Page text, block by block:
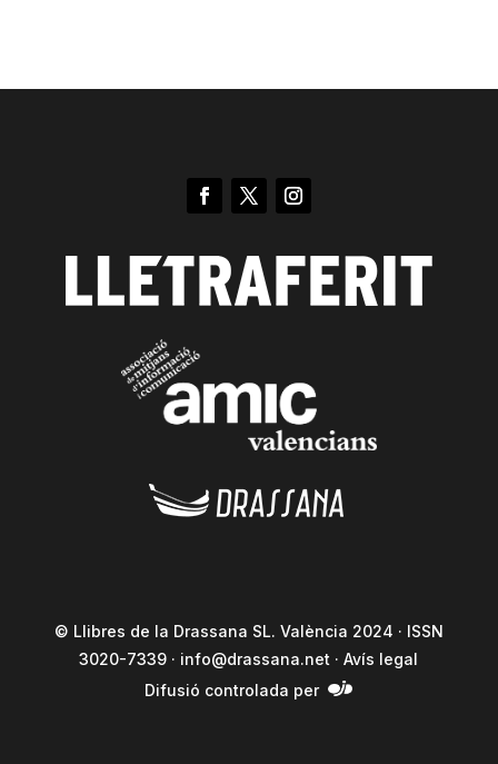
© Llibres de la Drassana SL. València 2024 · ISSN
3020-7339 · info@drassana.net ·Avís legal
Difusió controlada per